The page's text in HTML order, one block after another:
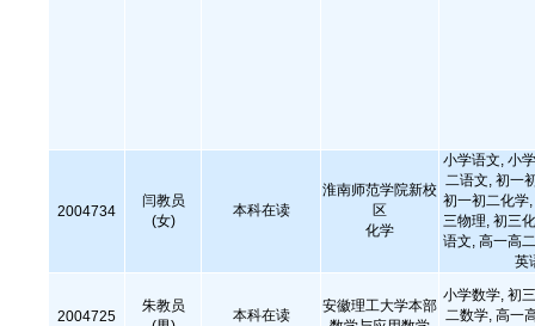
2004734
闫教员
(女)
本科在读
淮南师范学院新校
区
化学
小学语文, 小
二语文, 初一
初一初二化学
三物理, 初三
语文, 高一高
英
2004725
朱教员
本科在读
安徽理工大学本部
小学数学, 初
二数学, 高一